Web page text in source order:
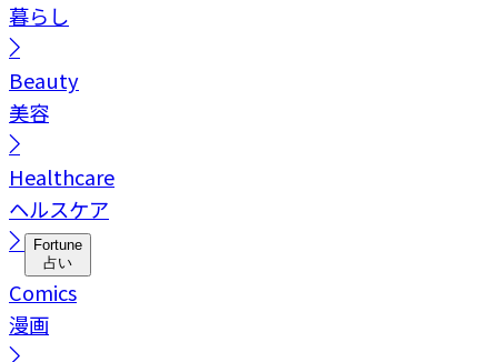
暮らし
Beauty
美容
Healthcare
ヘルスケア
Fortune
占い
Comics
漫画